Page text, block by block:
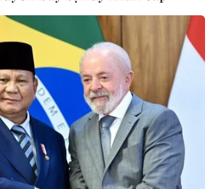
điểm du lịch nổi
ở Nga
thỏa thuận mới về
cứ chiến lược